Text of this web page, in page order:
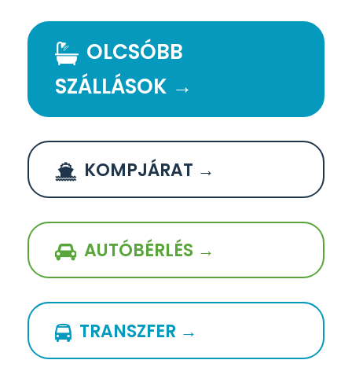
OLCSÓBB
SZÁLLÁSOK →
KOMPJÁRAT →
AUTÓBÉRLÉS →
TRANSZFER →